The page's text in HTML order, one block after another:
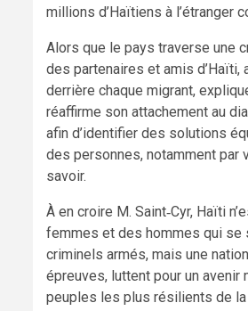
millions d’Haïtiens à l’étranger
Alors que le pays traverse une
des partenaires et amis
derrière chaque migrant,
réaffirme son attachement au
afin d’identifier des solutions
des personnes, notamment par
savoir.
À en croire M. Saint‑Cyr, Haïti
femmes et des hommes qui se
criminels armés, mais une
épreuves, luttent pour un
peuples les plus résilients de la